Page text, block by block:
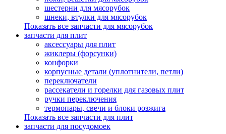
шестерни для мясорубок
шнеки, втулки для мясорубок
Показать все запчасти для мясорубок
запчасти для плит
аксессуары для плит
жиклеры (форсунки)
конфорки
корпусные детали (уплотнители, петли)
переключатели
рассекатели и горелки для газовых плит
ручки переключения
термопары, свечи и блоки розжига
Показать все запчасти для плит
запчасти для посудомоек